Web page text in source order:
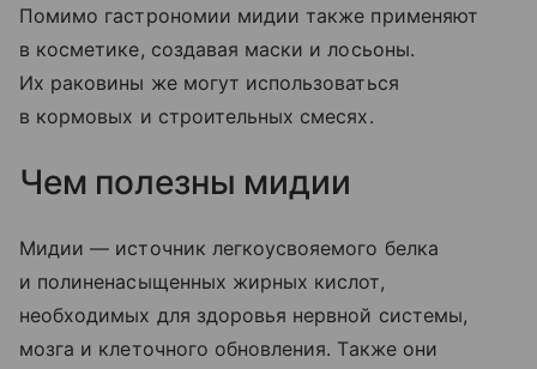
Помимо гастрономии мидии также применяют
в косметике, создавая маски и лосьоны.
Их раковины же могут использоваться
в кормовых и строительных смесях.
Чем полезны мидии
Мидии — источник легкоусвояемого белка
и полиненасыщенных жирных кислот,
необходимых для здоровья нервной системы,
мозга и клеточного обновления. Также они